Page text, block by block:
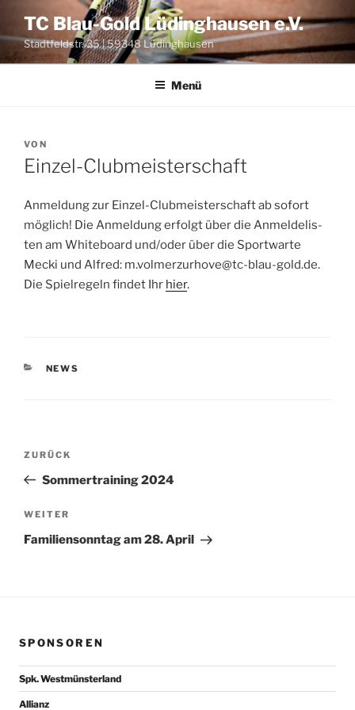
Inhalt
springen
TC Blau-Gold Lüdinghausen e.V.
Stadtfeldstr. 35 | 59348 Lüdinghausen
Menü
VERÖFFENTLICHT
AM
VON
Einzel-Clubmeisterschaft
Anmel­dung zur Ein­zel-Club­meis­ter­schaft ab sofort
mög­lich! Die Anmel­dung erfolgt über die Anmel­de­lis­
ten am White­board und/oder über die Sport­war­te
Mecki und Alfred: m.volmerzurhove@tc-blau-gold.de.
Die Spiel­re­geln fin­det Ihr hier.
KATEGORIEN
NEWS
Beitragsnavigation
Vorheriger
Beitrag
ZURÜCK
Sommertraining 2024
Nächster
Beitrag
WEITER
Familiensonntag am 28. April
SPONSOREN
Spk. Westmünsterland
Allianz